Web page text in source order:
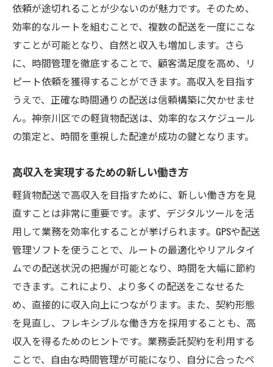
神奈川区での軽貨物配送の成功事例
配送依頼が多い神奈川区軽貨物配送で高収入を
得るためのポイント
依頼が絶えない神奈川区の配送事情
高収入を実現するための戦略的ポイント
配送依頼を増やすためのマーケティング技
術
軽貨物配送で収入を伸ばすための秘訣
神奈川県内での配送業務の展望
初期投資が少ない軽貨物配送神奈川区で稼ぐチ
ャンスを掴む
低コストで始める配送ビジネスの魅力
神奈川区での軽貨物配送の始め方
初期費用を抑えて高収入を狙う戦略
初めての方でも安心な軽貨物配送業界
神奈川県内での低リスクビジネスモデル
軽貨物配送で効率よく収入を得る方法
依頼が途切れることが少ないのが魅力です。そのため、
効率的なルートを組むことで、複数の配送を一度にこな
すことが可能となり、自然と収入も増加します。さら
に、時間管理を徹底することで、顧客満足度を高め、リ
ピート依頼を獲得することができます。高収入を目指す
うえで、正確な時間通りの配送は信頼構築に欠かせませ
ん。神奈川区での軽貨物配送は、効率的なスケジュール
の策定と、時間を重視した配達が成功の鍵となります。
高収入を実現するための新しい働き方
軽貨物配送で高収入を目指すために、新しい働き方を見
直すことは非常に重要です。まず、デジタルツールを活
用して業務を効率化することが挙げられます。GPSや配送
管理ソフトを使うことで、ルートの最適化やリアルタイ
ムでの配送状況の把握が可能となり、時間を大幅に節約
できます。これにより、より多くの配送をこなせるた
め、直接的に収入向上につながります。また、契約形態
を見直し、フレキシブルな働き方を採用することも、高
収入を得るためのヒントです。業務委託契約を利用する
ことで、自由な時間管理が可能になり、自分に合ったペ